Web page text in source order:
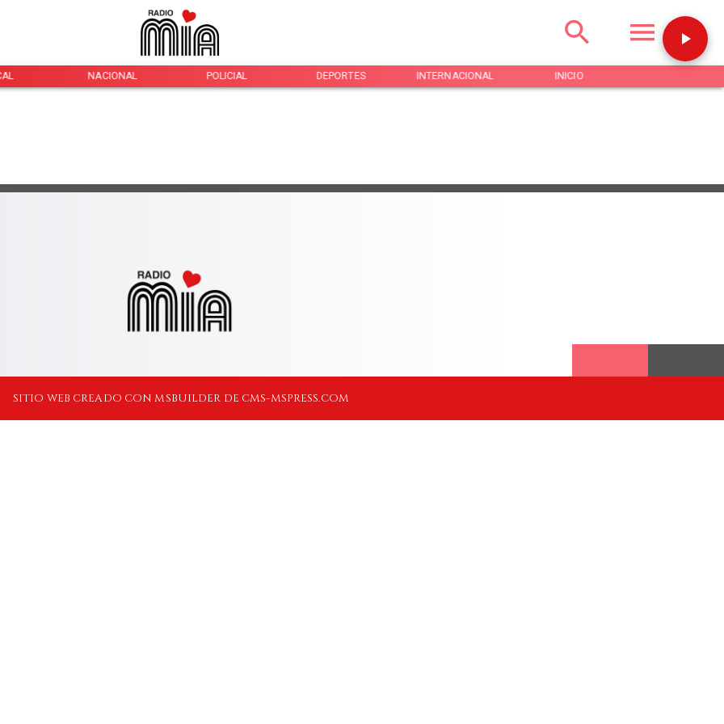
NACIONAL POLICIAL DEPORTES INTERNACIONAL INICIO
SITIO WEB CREADO CON MSBUILDER DE CMS-MSPRESS.COM